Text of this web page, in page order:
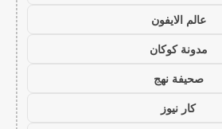
عالم الايفون
مدونة كوكان
صحيفة نهج
كار نيوز